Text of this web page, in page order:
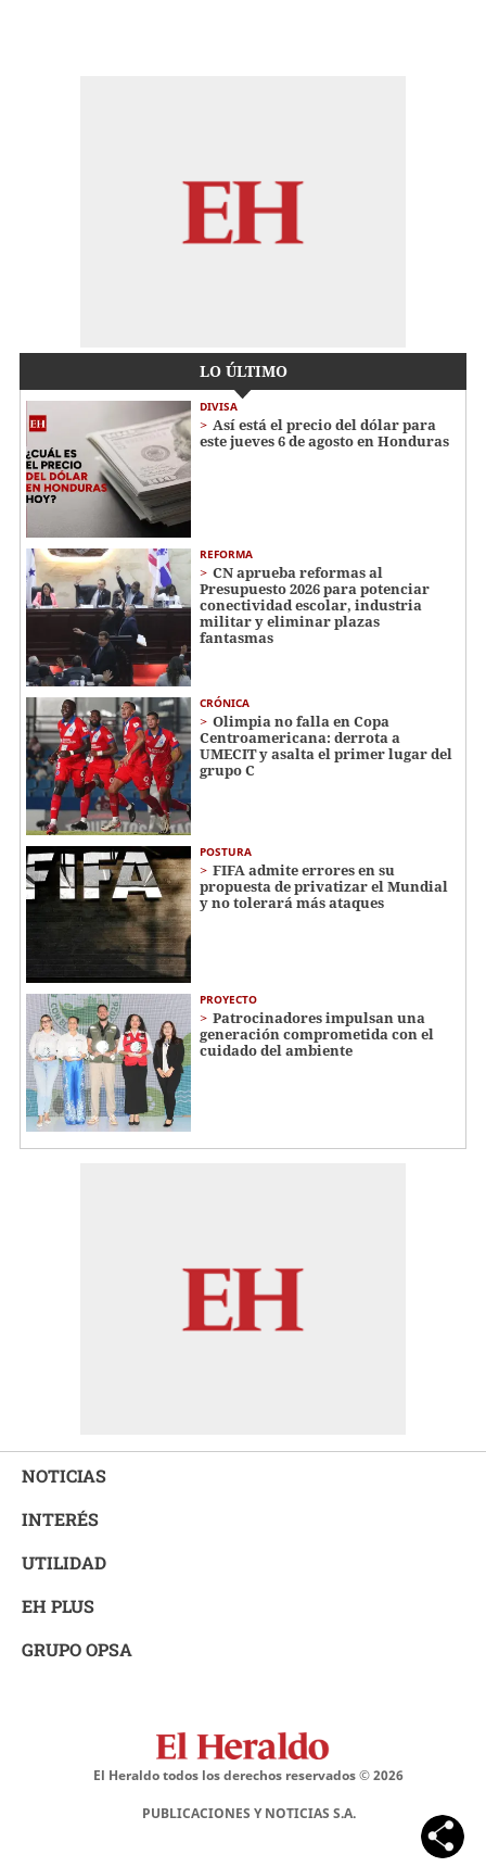
LO ÚLTIMO
DIVISA
Así está el precio del dólar para
este jueves 6 de agosto en Honduras
REFORMA
CN aprueba reformas al
Presupuesto 2026 para potenciar
conectividad escolar, industria
militar y eliminar plazas
fantasmas
CRÓNICA
Olimpia no falla en Copa
Centroamericana: derrota a
UMECIT y asalta el primer lugar del
grupo C
POSTURA
FIFA admite errores en su
propuesta de privatizar el Mundial
y no tolerará más ataques
PROYECTO
Patrocinadores impulsan una
generación comprometida con el
cuidado del ambiente
NOTICIAS
INTERÉS
UTILIDAD
EH PLUS
GRUPO OPSA
El Heraldo todos los derechos reservados ©2026
PUBLICACIONES Y NOTICIAS S.A.